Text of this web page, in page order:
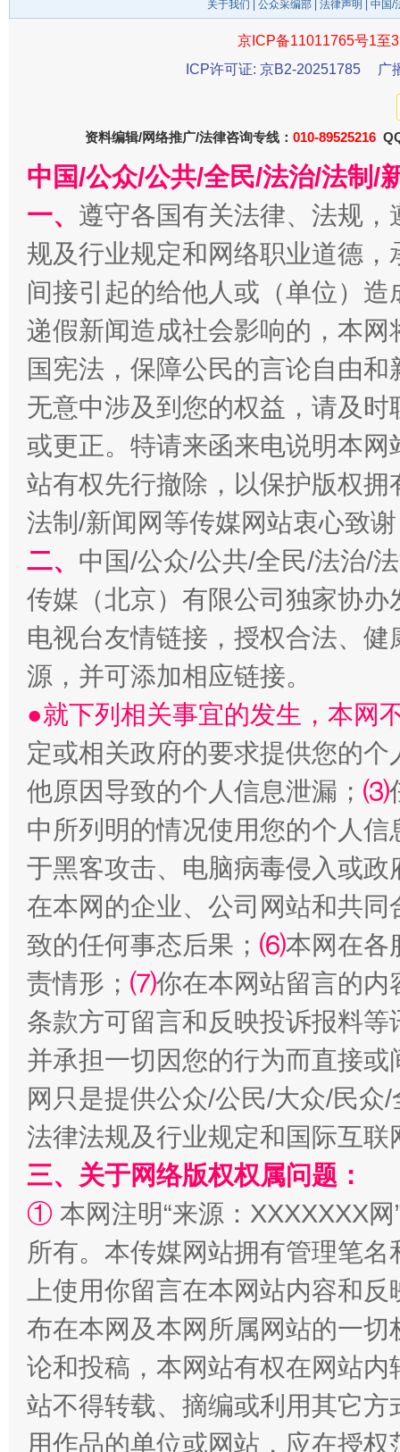
东山县通报“牛蛙产品抗生素超标问题” 法
千年窑火 生生不息 一
揭开“小金库”的免责幌子
受贿1.44亿！段成刚被判无期 从幼
全民健身五年计划来了！等你上场
阿坝州三大球赛在茂县开幕 规模
关于我们 公众采编部 法律声明 | 中国
京ICP备11011765号1至
ICP许可证: 京B2-20251785
广
资料编辑/网络推广/法律咨询专线： 010-89525216
中国/公众/公共/全民/法治/法制/
一、 遵守各国有关法律、法规
规及行业规定和网络职业道德
间接引起的给他人或（单位）
递假新闻造成社会影响的，本
国宪法，保障公民的言论自由
无意中涉及到您的权益，请及
或更正。特请来函来电说明本
站有权先行撤除，以保护版权
法制/新闻网等传媒网站衷心致
二、 中国/公众/公共/全民/法治/
传媒（北京）有限公司独家协
电视台友情链接，授权合法、
源，并可添加相应链接。
●就下列相关事宜的发生，本网
定或相关政府的要求提供您的个
他原因导致的个人信息泄漏； ⑶
中所列明的情况使用您的个人
于黑客攻击、电脑病毒侵入或
在本网的企业、公司网站和共
致的任何事态后果； ⑹本网在各
责情形； ⑺你在本网站留言的内
条款方可留言和反映投诉报料
并承担一切因您的行为而直接
网只是提供公众/公民/大众/民
法律法规及行业规定和国际互
三、关于网络版权权属问题：
① 本网注明“来源：XXXXXXX
所有。本传媒网站拥有管理笔
上使用你留言在本网站内容和
布在本网及本网所属网站的一
论和投稿，本网站有权在网站
站不得转载、摘编或利用其它
用作品的单位或网站，应在授